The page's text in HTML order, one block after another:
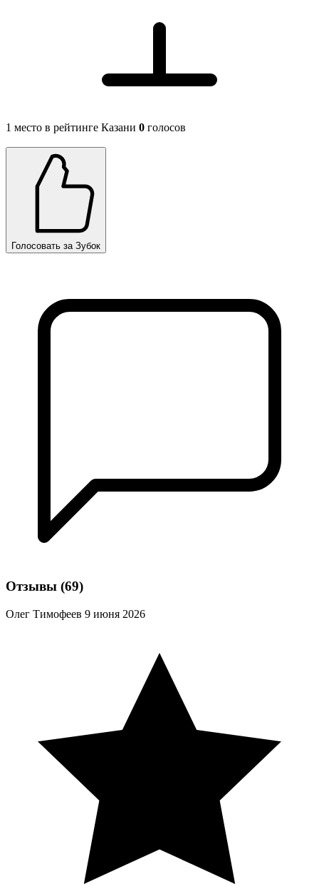
1 место в рейтинге Казани 0 голосов
Голосовать за Зубок
Отзывы (69)
Олег Тимофеев 9 июня 2026